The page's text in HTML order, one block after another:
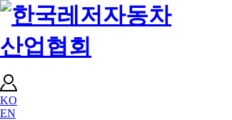
KO
EN